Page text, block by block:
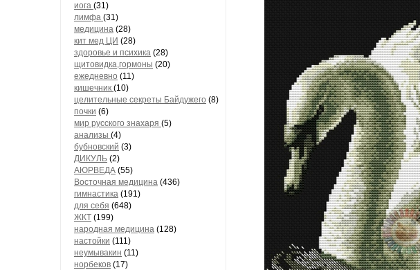
иога (31)
лимфа (31)
медицина (28)
кит мед ЦИ (28)
здоровье и психика (28)
щитовидка,гормоны (20)
ежедневно (11)
кишечник (10)
целительные секреты Байдужего (8)
почки (6)
мир русского знахаря (5)
анализы (4)
бубновский (3)
ДИКУЛЬ (2)
АЮРВЕДА (55)
Восточная медицина (436)
гимнастика (191)
для себя (648)
ЖКТ (199)
народная медицина (128)
настойки (111)
неумывакин (11)
норбеков (17)